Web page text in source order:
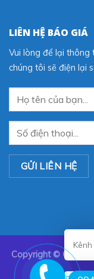
LIÊN HỆ BÁO GIÁ
Vui lòng để lại thông
chúng tôi sẽ điện lại
Copyright © CÔNG